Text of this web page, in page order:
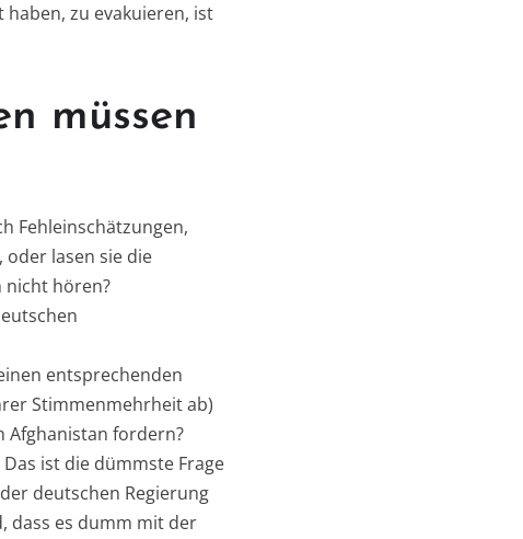
zu evakuieren, ist
müssen
Fehleinschätzungen,
lasen sie die
nicht hören?
entsprechenden
Stimmenmehrheit ab)
Afghanistan fordern?
ist die dümmste Frage
deutschen Regierung
dass es dumm mit der